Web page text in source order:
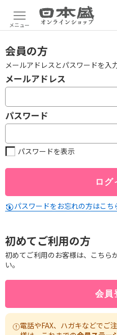
メニュー
会員の方
メールアドレスとパスワードを入
メールアドレス
パスワード
パスワードを表示
パスワードをお忘れの方はこち
初めてご利用の方
初めてご利用のお客様は、こちら
い。
電話やFAX、ハガキなどでご